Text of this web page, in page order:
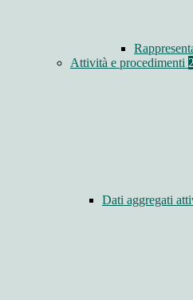
Attività e procedimenti 2
Dati aggregati